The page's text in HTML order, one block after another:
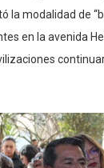
la modalidad de
en la avenida